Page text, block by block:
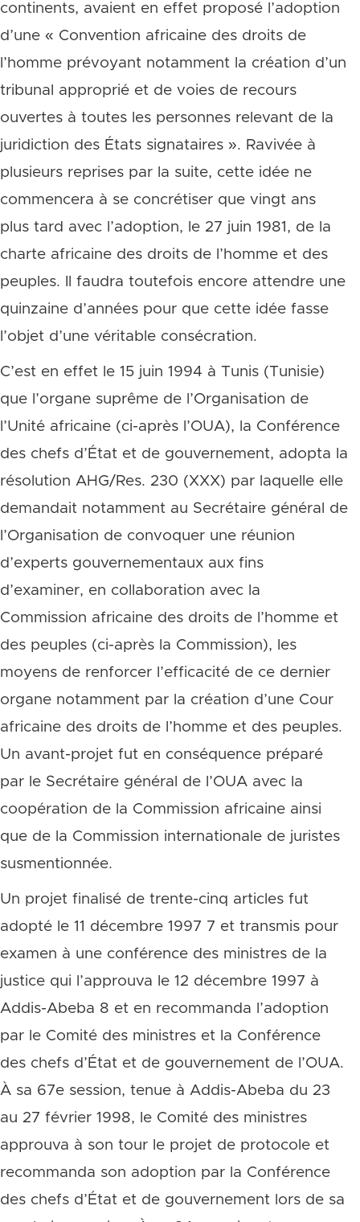
continents, avaient en effet proposé l’adoption
d’une « Convention africaine des droits de
l’homme prévoyant notamment la création d’un
tribunal approprié et de voies de recours
ouvertes à toutes les personnes relevant de la
juridiction des États signataires ». Ravivée à
plusieurs reprises par la suite, cette idée ne
commencera à se concrétiser que vingt ans
plus tard avec l’adoption, le 27 juin 1981, de la
charte africaine des droits de l’homme et des
peuples. Il faudra toutefois encore attendre une
quinzaine d’années pour que cette idée fasse
l’objet d’une véritable consécration.
C’est en effet le 15 juin 1994 à Tunis (Tunisie)
que l’organe suprême de l’Organisation de
l’Unité africaine (ci-après l’OUA), la Conférence
des chefs d’État et de gouvernement, adopta la
résolution AHG/Res. 230 (XXX) par laquelle elle
demandait notamment au Secrétaire général de
l’Organisation de convoquer une réunion
d’experts gouvernementaux aux fins
d’examiner, en collaboration avec la
Commission africaine des droits de l’homme et
des peuples (ci-après la Commission), les
moyens de renforcer l’efficacité de ce dernier
organe notamment par la création d’une Cour
africaine des droits de l’homme et des peuples.
Un avant-projet fut en conséquence préparé
par le Secrétaire général de l’OUA avec la
coopération de la Commission africaine ainsi
que de la Commission internationale de juristes
susmentionnée.
Un projet finalisé de trente-cinq articles fut
adopté le 11 décembre 1997 7 et transmis pour
examen à une conférence des ministres de la
justice qui l’approuva le 12 décembre 1997 à
Addis-Abeba 8 et en recommanda l’adoption
par le Comité des ministres et la Conférence
des chefs d’État et de gouvernement de l’OUA.
À sa 67e session, tenue à Addis-Abeba du 23
au 27 février 1998, le Comité des ministres
approuva à son tour le projet de protocole et
recommanda son adoption par la Conférence
des chefs d’État et de gouvernement lors de sa